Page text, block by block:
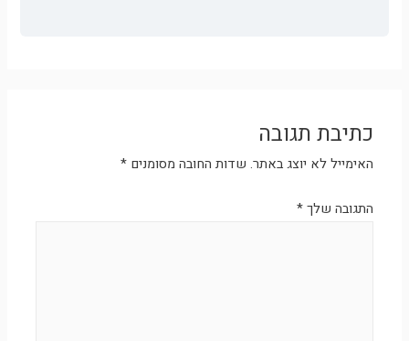
כתיבת תגובה
האימייל לא יוצג באתר. שדות החובה מסומנים*
התגובה שלך*